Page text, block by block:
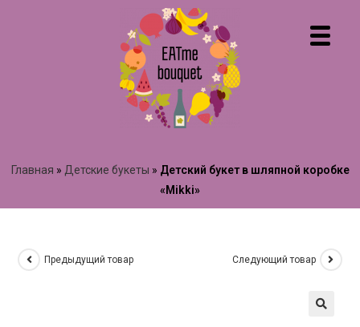
Главная » Детские букеты » Детский букет в шляпной коробке
«Mikki»
Предыдущий товар Следующий товар